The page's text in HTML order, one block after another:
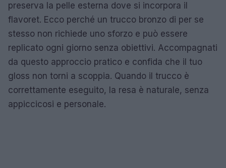
preserva la pelle esterna dove si incorpora il
flavoret. Ecco perché un trucco bronzo di per se
stesso non richiede uno sforzo e può essere
replicato ogni giorno senza obiettivi. Accompagnati
da questo approccio pratico e confida che il tuo
gloss non torni a scoppia. Quando il trucco è
correttamente eseguito, la resa è naturale, senza
appiccicosi e personale.